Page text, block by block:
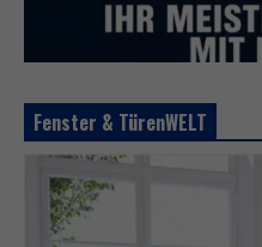
Fenster & TürenWELT